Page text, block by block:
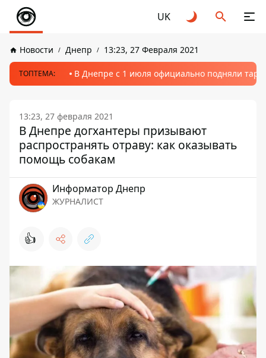
UK
Новости Днепр 13:23, 27 Февраля 2021
ТОПТЕМА: В Днепре с 1 июля официально подняли
13:23, 27 февраля 2021
В Днепре догхантеры призывают
распространять отраву: как оказывать
помощь собакам
Информатор Днепр
ЖУРНАЛИСТ
👍